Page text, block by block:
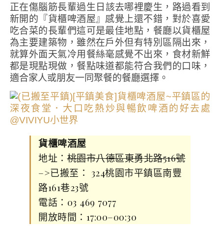
正在傷腦筋長輩過生日該去哪裡慶生，路過看到
新開的『貨櫃啤酒屋』感覺上還不錯，對於喜愛
吃合菜的長輩們這可是最佳地點，餐廳以貨櫃屋
為主要建築物，雖然在戶外但有特別區隔出來，
就算外面天氣冷用餐絲毫感覺不出來，食材新鮮
都是現點現做，餐點味道都能符合我們的口味，
適合家人或朋友一同聚餐的餐廳選擇。
貨櫃啤酒屋
地址：桃園市八德區東勇北路516號
–>已搬至： 324桃園市平鎮區南豐
路161巷23號
電話： 03 469 7077
開放時間：17:00–00:30